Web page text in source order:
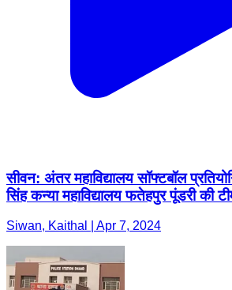
सीवन: अंतर महाविद्यालय सॉफ्टबॉल
सिंह कन्या महाविद्यालय फतेहपुर पूंडरी की
Siwan, Kaithal | Apr 7, 2024